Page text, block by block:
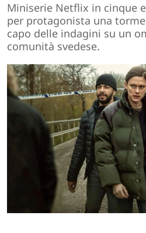
Miniserie Netflix in cinque
per protagonista una
capo delle indagini su un
comunità svedese.